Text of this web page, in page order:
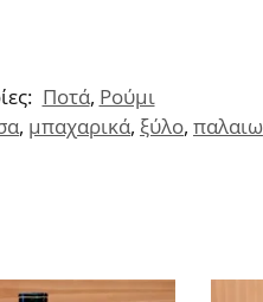
Ποτά, Ρούμι
, μπαχαρικά, ξύλο,